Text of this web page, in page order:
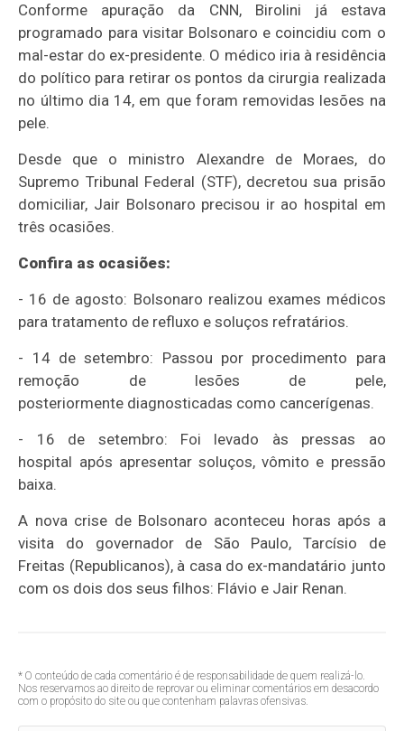
Conforme apuração da CNN, Birolini já estava
programado para visitar Bolsonaro e coincidiu com o
mal-estar do ex-presidente. O médico iria à residência
do político para retirar os pontos da cirurgia realizada
no último dia 14, em que foram removidas lesões na
pele.
Desde que o ministro Alexandre de Moraes, do
Supremo Tribunal Federal (STF), decretou sua prisão
domiciliar, Jair Bolsonaro precisou ir ao hospital em
três ocasiões.
Confira as ocasiões:
- 16 de agosto: Bolsonaro realizou exames médicos
para tratamento de refluxo e soluços refratários.
- 14 de setembro: Passou por procedimento para
remoção de lesões de pele,
posteriormente diagnosticadas como cancerígenas.
- 16 de setembro: Foi levado às pressas ao
hospital após apresentar soluços, vômito e pressão
baixa.
A nova crise de Bolsonaro aconteceu horas após a
visita do governador de São Paulo, Tarcísio de
Freitas (Republicanos), à casa do ex-mandatário junto
com os dois dos seus filhos: Flávio e Jair Renan.
* O conteúdo de cada comentário é de responsabilidade de quem realizá-lo.
Nos reservamos ao direito de reprovar ou eliminar comentários em desacordo
com o propósito do site ou que contenham palavras ofensivas.